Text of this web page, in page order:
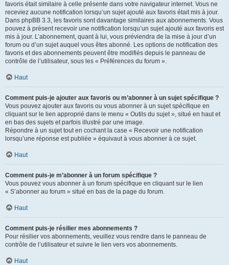
favoris était similaire à celle présente dans votre navigateur internet. Vous ne
receviez aucune notification lorsqu’un sujet ajouté aux favoris était mis à jour.
Dans phpBB 3.3, les favoris sont davantage similaires aux abonnements. Vous
pouvez à présent recevoir une notification lorsqu’un sujet ajouté aux favoris est
mis à jour. L’abonnement, quant à lui, vous préviendra de la mise à jour d’un
forum ou d’un sujet auquel vous êtes abonné. Les options de notification des
favoris et des abonnements peuvent être modifiés depuis le panneau de
contrôle de l’utilisateur, sous les « Préférences du forum ».
Haut
Comment puis-je ajouter aux favoris ou m’abonner à un sujet spécifique ?
Vous pouvez ajouter aux favoris ou vous abonner à un sujet spécifique en
cliquant sur le lien approprié dans le menu « Outils du sujet », situé en haut et
en bas des sujets et parfois illustré par une image.
Répondre à un sujet tout en cochant la case « Recevoir une notification
lorsqu’une réponse est publiée » équivaut à vous abonner à ce sujet.
Haut
Comment puis-je m’abonner à un forum spécifique ?
Vous pouvez vous abonner à un forum spécifique en cliquant sur le lien
« S’abonner au forum » situé en bas de la page du forum.
Haut
Comment puis-je résilier mes abonnements ?
Pour résilier vos abonnements, veuillez vous rendre dans le panneau de
contrôle de l’utilisateur et suivre le lien vers vos abonnements.
Haut